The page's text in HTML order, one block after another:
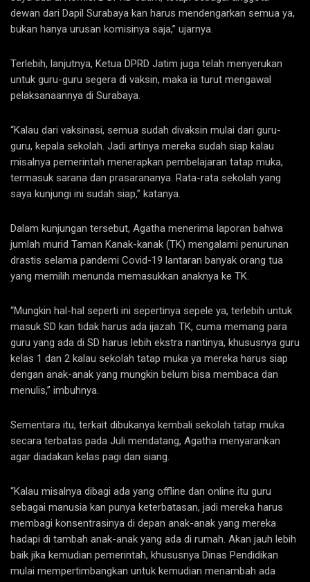
dewan dari Dapil Surabaya kan harus mendengarkan semua ya,
bukan hanya urusan komisinya saja,” ujarnya.
Terlebih, lanjutnya, Ketua DPRD Jatim juga telah menyerukan
untuk guru-guru segera di vaksin, maka ia turut mengawal
pelaksanaannya di Surabaya.
“Kalau dari vaksinasi, semua sudah divaksin mulai dari guru-
guru, kepala sekolah. Jadi artinya mereka sudah siap kalau
misalnya pemerintah menerapkan pembelajaran tatap muka,
termasuk sarana dan prasarananya. Rata-rata sekolah yang
saya kunjungi ini sudah siap,” katanya.
Dalam kunjungan tersebut, Agatha menerima laporan bahwa
jumlah murid Taman Kanak-kanak (TK) mengalami penurunan
drastis selama pandemi Covid-19 lantaran banyak orang tua
yang memilih menunda memasukkan anaknya ke TK.
“Mungkin hal-hal seperti ini sepertinya sepele ya, terlebih untuk
masuk SD kan tidak harus ada ijazah TK, cuma memang para
guru yang ada di SD harus lebih ekstra nantinya, khususnya guru
kelas 1 dan 2 kalau sekolah tatap muka ya mereka harus siap
dengan anak-anak yang mungkin belum bisa membaca dan
menulis,” imbuhnya.
Sementara itu, terkait dibukanya kembali sekolah tatap muka
secara terbatas pada Juli mendatang, Agatha menyarankan
agar diadakan kelas pagi dan siang.
“Kalau misalnya dibagi ada yang offline dan online itu guru
sebagai manusia kan punya keterbatasan, jadi mereka harus
membagi konsentrasinya di depan anak-anak yang mereka
hadapi di tambah anak-anak yang ada di rumah. Akan jauh lebih
baik jika kemudian pemerintah, khususnya Dinas Pendidikan
mulai mempertimbangkan untuk kemudian menambah ada